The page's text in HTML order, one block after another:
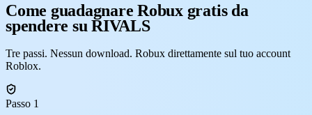
Come guadagnare Robux gratis da
spendere su RIVALS
Tre passi. Nessun download. Robux direttamente sul tuo account
Roblox.
Passo 1